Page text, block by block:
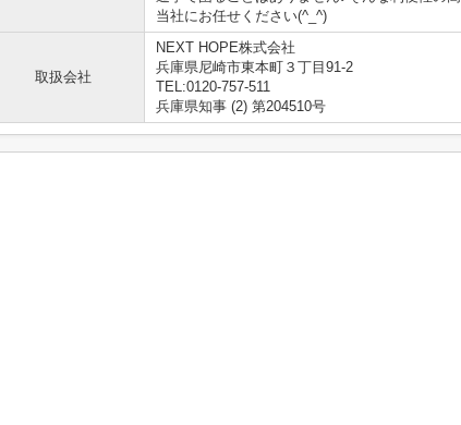
当社にお任せください(^_^)
取扱会社
NEXT HOPE株式会社
兵庫県尼崎市東本町３丁目91-2
TEL:0120-757-511
兵庫県知事 (2) 第204510号